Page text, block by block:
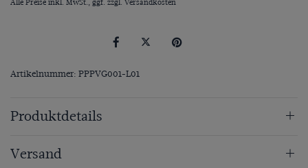
Alle Preise inkl. MwSt., ggf. zzgl. Versandkosten
Artikelnummer: PPPVG001-L01
Produktdetails
Versand